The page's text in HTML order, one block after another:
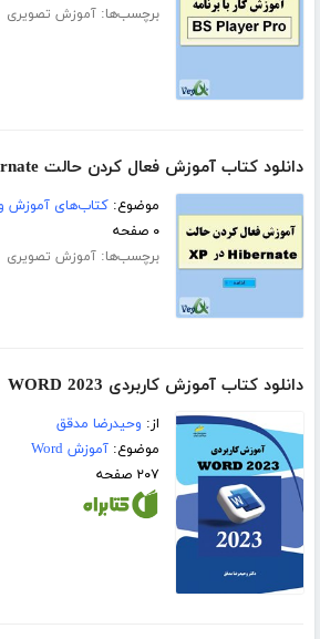
برچسب‌ها:آموزش تصویری
دانلود کتاب آموزش فعال کردن حالت Hibernate در ویندوز XP
موضوع:کتاب‌های آموزش و
۰ صفحه
برچسب‌ها:آموزش تصویری
دانلود کتاب آموزش کاربردی WORD 2023
از: وحیدرضا مدقق
موضوع:آموزش Word
۲۰۷ صفحه